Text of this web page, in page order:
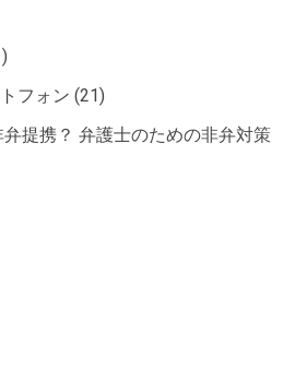
フォン (21)
提携？ 弁護士のための非弁対策